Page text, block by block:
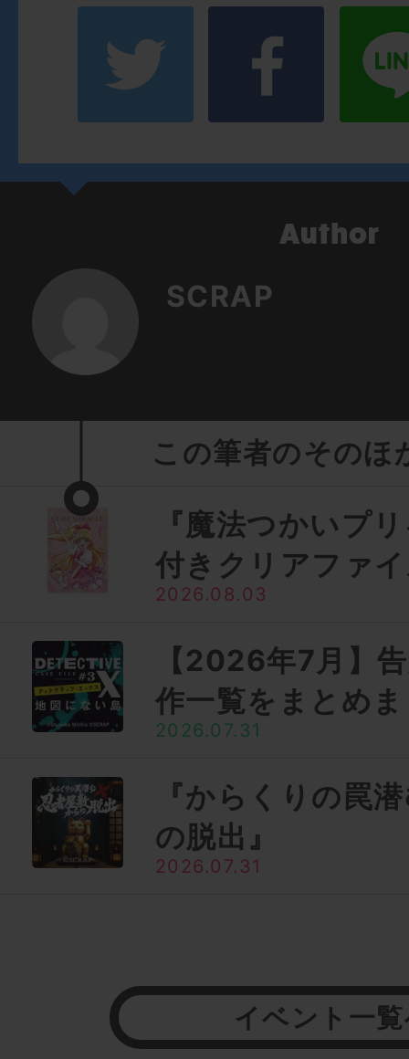
SCRAP
この筆者のそのほ
『魔法つかいプ
付きクリアファ
2026.08.03
【2026年7月】
作一覧をまとめ
2026.07.31
『からくりの罠
の脱出』
2026.07.31
イベント一